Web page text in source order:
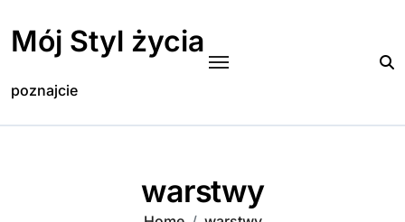
content
Mój Styl życia
poznajcie
warstwy